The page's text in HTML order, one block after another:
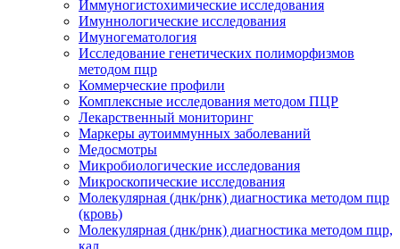
Иммуногистохимические исследования
Имуннологические исследования
Имуногематология
Исследование генетических полиморфизмов
методом пцр
Коммерческие профили
Комплексные исследования методом ПЦР
Лекарственный мониторинг
Маркеры аутоиммунных заболеваний
Медосмотры
Микробиологические исследования
Микроскопические исследования
Молекулярная (днк/рнк) диагностика методом пцр
(кровь)
Молекулярная (днк/рнк) диагностика методом пцр,
кал